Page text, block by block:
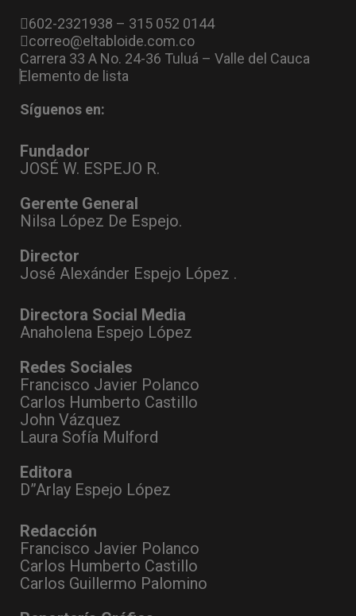
602-2321938 – 315 052 0144
correo@eltabloide.com.co
Carrera 33 A No. 24-36 Tuluá – Valle del Cauca
Elemento de lista
Síguenos en:
Fundador
JOSÉ W. ESPEJO R.
Gerente General
Nilsa López De Espejo.
Director
José Alexánder Espejo López .
Directora Social Media
Anaholena Espejo López
Redes Sociales
Francisco Javier Polanco
Carlos Humberto Castillo
John Vázquez
Laura Sofía Mulford
Editora
D”Arlay Espejo López
Redacción
Francisco Javier Polanco
Carlos Humberto Castillo
Carlos Guillermo Palomino